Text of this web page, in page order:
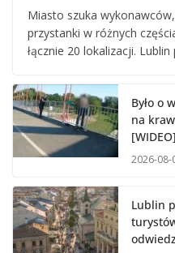
Miasto szuka
przystanki w różnych
łącznie 20 lokalizacji.
Było o
na
[WIDEO]
2026-08-
Lublin